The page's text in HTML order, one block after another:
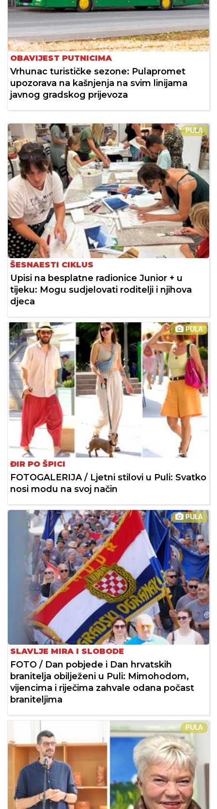
OBAVIJEST PUTNICIMA
Vrhunac turističke sezone: Pulapromet
upozorava na kašnjenja na svim linijama
javnog gradskog prijevoza
PULA
ŠESNAESTI CIKLUS
Upisi na besplatne radionice Junior + u
tijeku: Mogu sudjelovati roditelji i njihova
djeca
PULA
ĐIR PO ŠPICI
FOTOGALERIJA / Ljetni stilovi u Puli: Svatko
nosi modu na svoj način
PULA
SLAVLJE MIRA I SLOBODE
FOTO / Dan pobjede i Dan hrvatskih
branitelja obilježeni u Puli: Mimohodom,
vijencima i riječima zahvale odana počast
braniteljima
PULA